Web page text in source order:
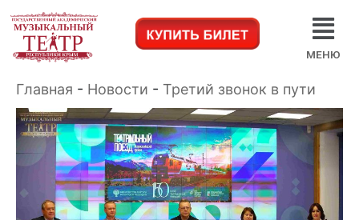
МЕНЮ
Главная - Новости - Третий звонок в пути